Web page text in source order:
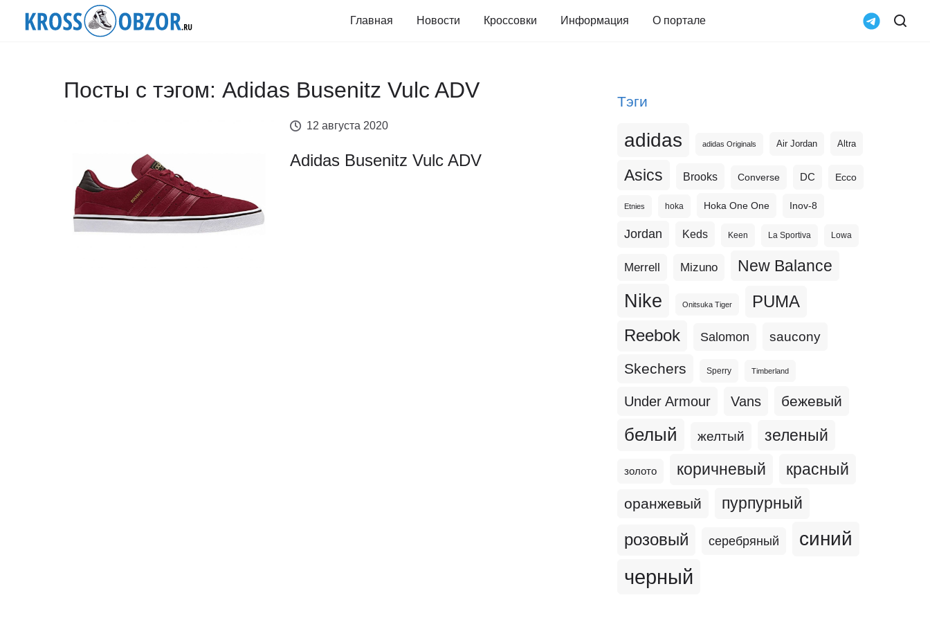
Главная Новости Кроссовки Информация О портале
Посты с тэгом: Adidas Busenitz Vulc ADV
12 августа 2020
Adidas Busenitz Vulc ADV
Тэги
adidas adidas Originals Air Jordan Altra
Asics Brooks Converse DC Ecco
Etnies hoka Hoka One One Inov-8
Jordan Keds Keen La Sportiva Lowa
Merrell Mizuno New Balance
Nike Onitsuka Tiger PUMA
Reebok Salomon saucony
Skechers Sperry Timberland
Under Armour Vans бежевый
белый желтый зеленый
золото коричневый красный
оранжевый пурпурный
розовый серебряный синий
черный